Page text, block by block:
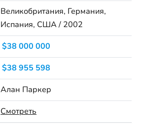
Великобритания, Германия,
Испания, США / 2002
$38 000 000
$38 955 598
Алан Паркер
Смотреть